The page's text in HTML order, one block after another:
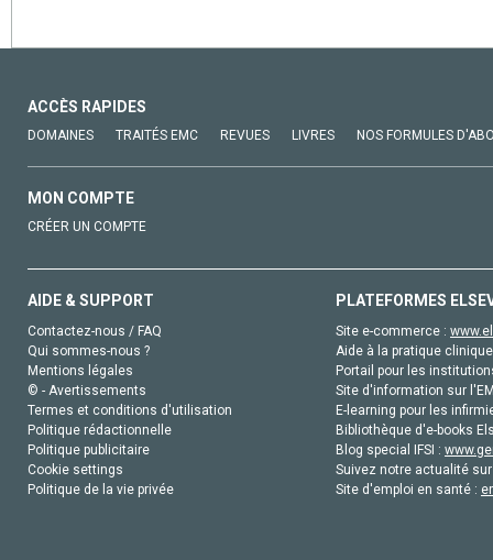
ACCÈS RAPIDES
DOMAINES TRAITÉS EMC REVUES LIVRES NOS FORMULES
MON COMPTE
CRÉER UN COMPTE
AIDE & SUPPORT
Contactez-nous / FAQ
Qui sommes-nous ?
Mentions légales
© - Avertissements
Termes et conditions d'utilisation
Politique rédactionnelle
Politique publicitaire
Cookie settings
Politique de la vie privée
PLATEFORMES
Site e-commerce :
Aide à la pratique
Portail pour les
Site d'information sur
E-learning pour les
Bibliothèque d'e-books
Blog special IFSI :
Suivez notre actualité
Site d'emploi en santé :